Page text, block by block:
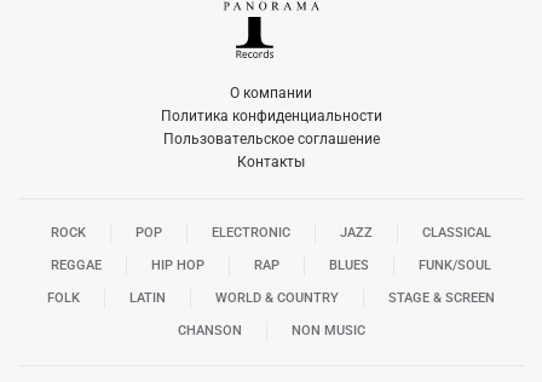
О компании
Политика конфиденциальности
Пользовательское соглашение
Контакты
ROCK POP ELECTRONIC JAZZ CLASSICAL
REGGAE HIP HOP RAP BLUES FUNK/SOUL
FOLK LATIN WORLD & COUNTRY STAGE & SCREEN
CHANSON NON MUSIC